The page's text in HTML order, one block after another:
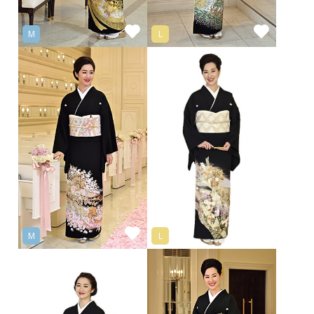
M L
M L